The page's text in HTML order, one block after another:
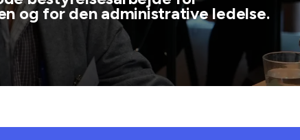
og for den administrative ledelse.